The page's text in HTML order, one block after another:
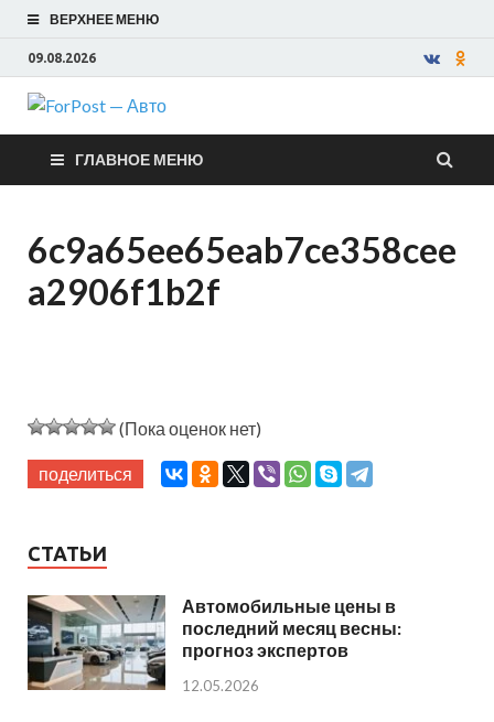
ВЕРХНЕЕ МЕНЮ
09.08.2026
ForPost —
Авто
ГЛАВНОЕ МЕНЮ
6c9a65ee65eab7ce358cee
a2906f1b2f
(Пока оценок нет)
поделиться
СТАТЬИ
Автомобильные цены в
последний месяц весны:
прогноз экспертов
12.05.2026